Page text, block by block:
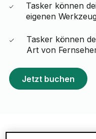
Tasker können
eigenen
Tasker können
Art von
Jetzt buchen